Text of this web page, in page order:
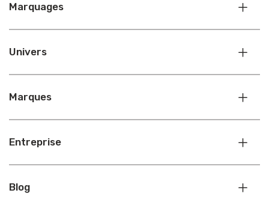
Marquages
Univers
Marques
Entreprise
Blog